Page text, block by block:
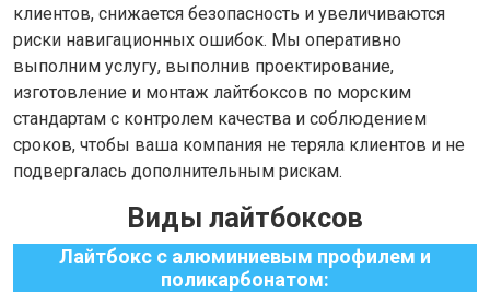
клиентов, снижается безопасность и увеличиваются
риски навигационных ошибок. Мы оперативно
выполним услугу, выполнив проектирование,
изготовление и монтаж лайтбоксов по морским
стандартам с контролем качества и соблюдением
сроков, чтобы ваша компания не теряла клиентов и не
подвергалась дополнительным рискам.
Виды лайтбоксов
Лайтбокс с алюминиевым профилем и
поликарбонатом: